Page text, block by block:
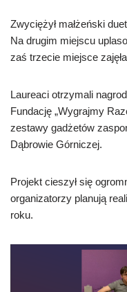
Zwyciężył małżeński
Na drugim miejscu
zaś trzecie miejsce
Laureaci otrzymali
Fundację „Wygrajmy
zestawy gadżetów
Dąbrowie Górniczej.
Projekt cieszył się
organizatorzy planują
roku.